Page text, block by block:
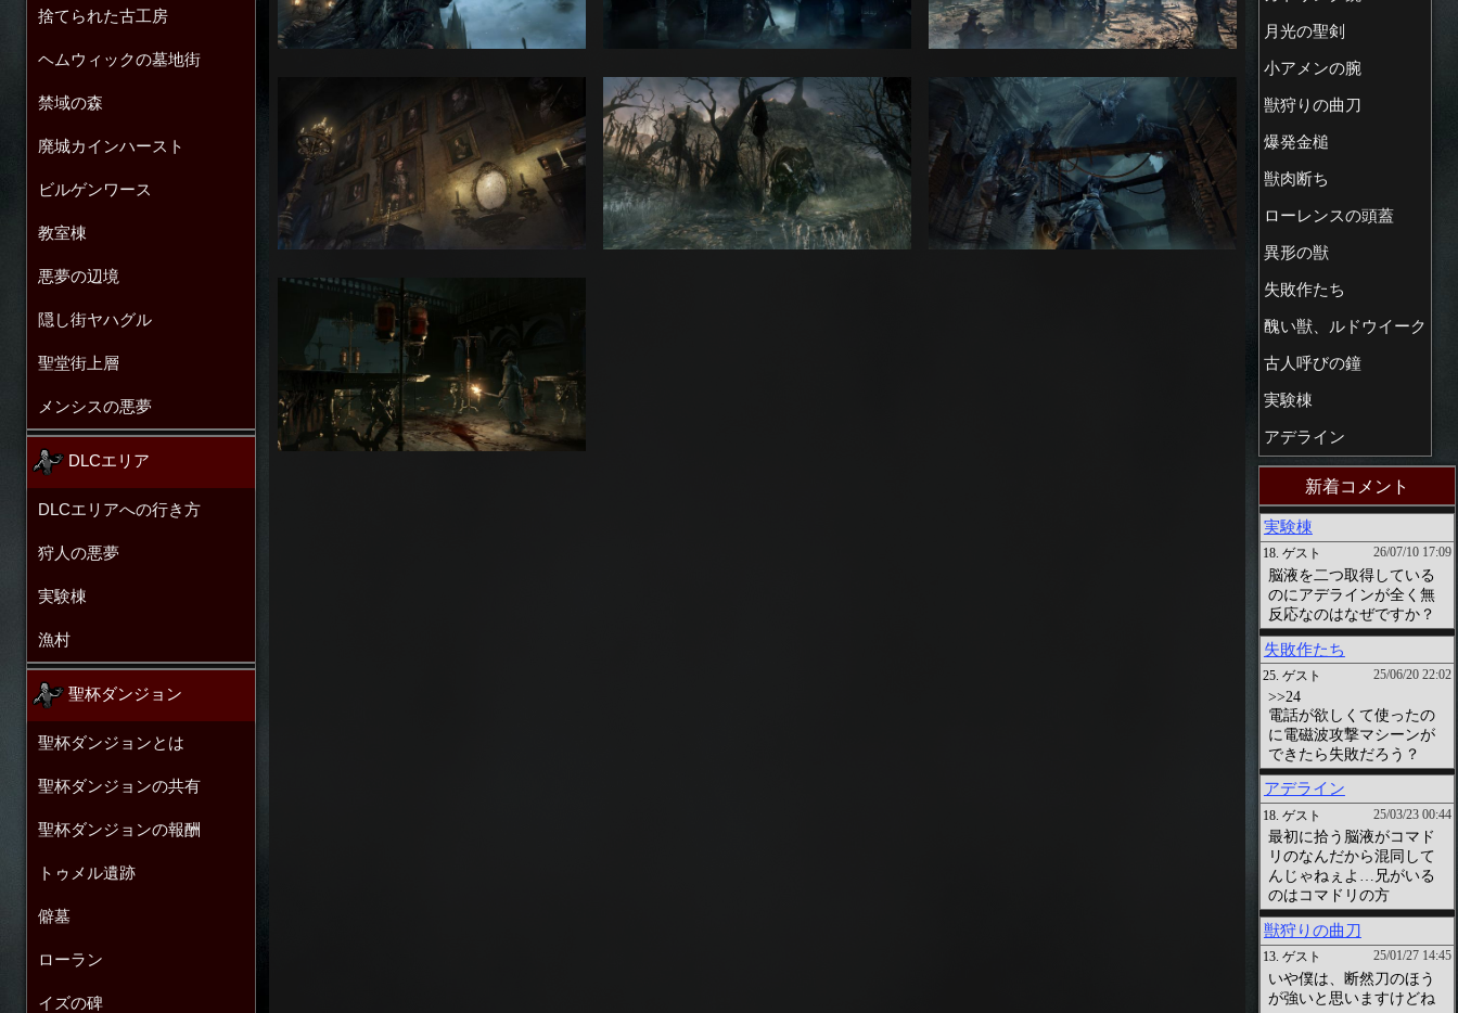
月光の聖剣
小アメンの腕
獣狩りの曲刀
爆発金槌
獣肉断ち
ローレンスの頭蓋
異形の獣
失敗作たち
醜い獣、ルドウイーク
古人呼びの鐘
実験棟
アデライン
新着コメント
捨てられた古工房
ヘムウィックの墓地街
禁域の森
廃城カインハースト
ビルゲンワース
教室棟
悪夢の辺境
隠し街ヤハグル
聖堂街上層
メンシスの悪夢
DLCエリア
DLCエリアへの行き方
狩人の悪夢
実験棟
漁村
聖杯ダンジョン
聖杯ダンジョンとは
聖杯ダンジョンの共有
聖杯ダンジョンの報酬
トゥメル遺跡
僻墓
ローラン
イズの碑